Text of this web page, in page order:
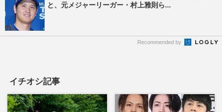
と、元メジャーリーガー・村上雅則ら...
Recommended by
イチオシ記事